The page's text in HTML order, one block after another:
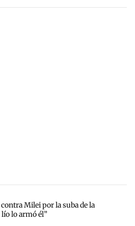
con más comentarios en los
el título "Kicillof apuntó contra Milei
Milei por la suba de la
lo armó él”